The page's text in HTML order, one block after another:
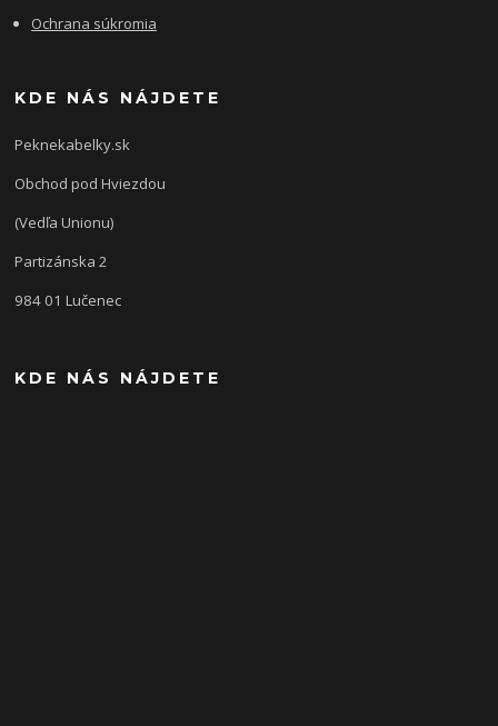
Ochrana súkromia
KDE NÁS NÁJDETE
Peknekabelky.sk
Obchod pod Hviezdou
(Vedľa Unionu)
Partizánska 2
984 01 Lučenec
KDE NÁS NÁJDETE